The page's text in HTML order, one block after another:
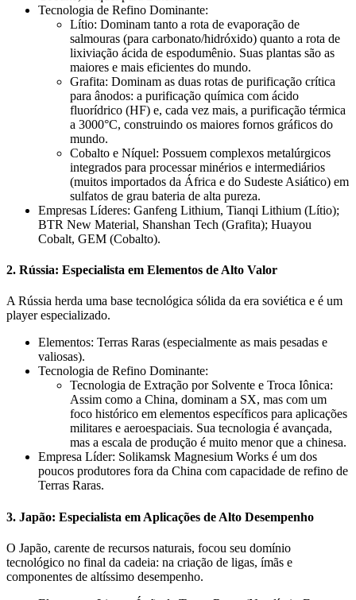
Tecnologia de Refino Dominante:
Lítio: Dominam tanto a rota de evaporação de
salmouras (para carbonato/hidróxido) quanto a rota de
lixiviação ácida de espodumênio. Suas plantas são as
maiores e mais eficientes do mundo.
Grafita: Dominam as duas rotas de purificação crítica
para ânodos: a purificação química com ácido
fluorídrico (HF) e, cada vez mais, a purificação térmica
a 3000°C, construindo os maiores fornos gráficos do
mundo.
Cobalto e Níquel: Possuem complexos metalúrgicos
integrados para processar minérios e intermediários
(muitos importados da África e do Sudeste Asiático) em
sulfatos de grau bateria de alta pureza.
Empresas Líderes: Ganfeng Lithium, Tianqi Lithium (Lítio);
BTR New Material, Shanshan Tech (Grafita); Huayou
Cobalt, GEM (Cobalto).
2. Rússia: Especialista em Elementos de Alto Valor
A Rússia herda uma base tecnológica sólida da era soviética e é um
player especializado.
Elementos: Terras Raras (especialmente as mais pesadas e
valiosas).
Tecnologia de Refino Dominante:
Tecnologia de Extração por Solvente e Troca Iônica:
Assim como a China, dominam a SX, mas com um
foco histórico em elementos específicos para aplicações
militares e aeroespaciais. Sua tecnologia é avançada,
mas a escala de produção é muito menor que a chinesa.
Empresa Líder: Solikamsk Magnesium Works é um dos
poucos produtores fora da China com capacidade de refino de
Terras Raras.
3. Japão: Especialista em Aplicações de Alto Desempenho
O Japão, carente de recursos naturais, focou seu domínio
tecnológico no final da cadeia: na criação de ligas, ímãs e
componentes de altíssimo desempenho.